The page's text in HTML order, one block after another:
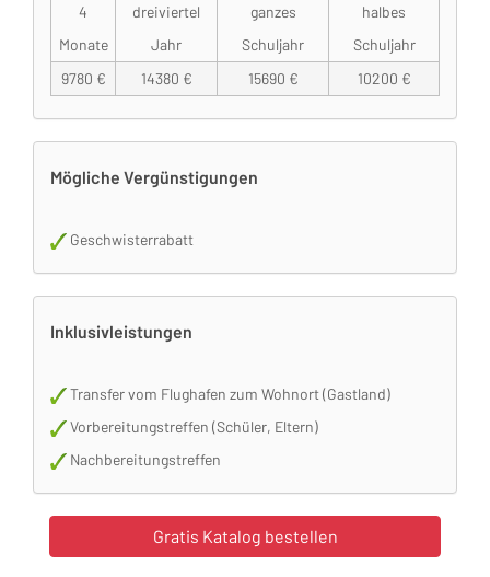
4
Monate
dreiviertel
Jahr
ganzes
Schuljahr
halbes
Schuljahr
9780 €
14380 € 15690 € 10200 €
Mögliche Vergünstigungen
Geschwisterrabatt
Inklusivleistungen
Transfer vom Flughafen zum Wohnort (Gastland)
Vorbereitungstreffen (Schüler, Eltern)
Nachbereitungstreffen